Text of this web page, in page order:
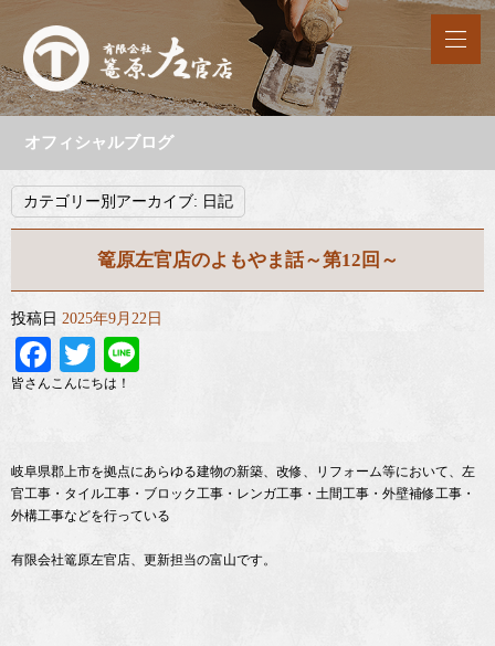
オフィシャルブログ
カテゴリー別アーカイブ: 日記
篭原左官店のよもやま話～第12回～
投稿日 2025年9月22日
Facebook
Twitter
皆さんこんにちは！
岐阜県郡上市を拠点にあらゆる建物の新築、改修、リフォーム等において、左
官工事・タイル工事・ブロック工事・レンガ工事・土間工事・外壁補修工事・
外構工事などを行っている
有限会社篭原左官店、更新担当の富山です。